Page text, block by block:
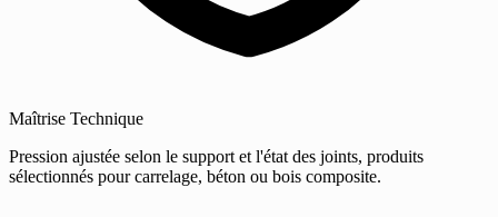
Maîtrise Technique
Pression ajustée selon le support et l'état des joints, produits
sélectionnés pour carrelage, béton ou bois composite.